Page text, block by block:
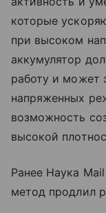
которые
при высоком
аккумулятор
работу и может
напряженных
возможность
высокой
Ранее Наука Mail
метод продлил